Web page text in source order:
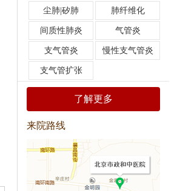
尘肺|矽肺 肺纤维化
间质性肺炎 气管炎
支气管炎 慢性支气管炎
支气管扩张
了解更多
来院路线